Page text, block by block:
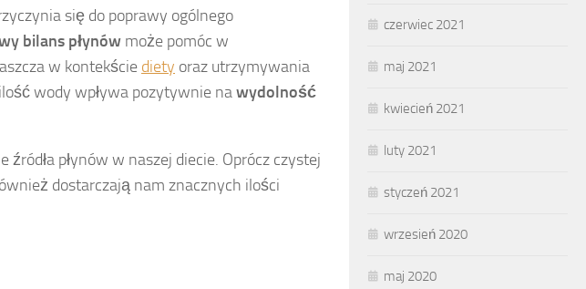
się do poprawy ogólnego
bilans płynów może pomóc w
w kontekście diety oraz utrzymywania
wody wpływa pozytywnie nawydolność
płynów w naszej diecie. Oprócz czystej
dostarczają nam znacznych ilości
czerwiec 2021
maj 2021
kwiecień 2021
luty 2021
styczeń 2021
wrzesień 2020
maj 2020